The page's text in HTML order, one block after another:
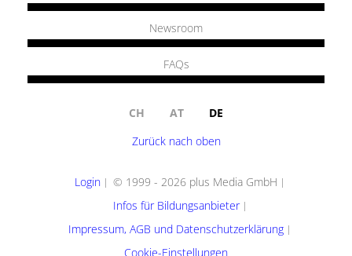
Newsroom
FAQs
CH AT
DE
Zurück nach oben
Login
© 1999 - 2026 plus Media GmbH
Infos für Bildungsanbieter
Impressum, AGB und Datenschutzerklärung
Cookie-Einstellungen